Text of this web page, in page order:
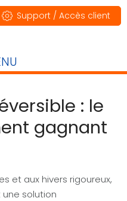
Support / Accès client
: le
gagnant
et aux hivers rigoureux,
solution